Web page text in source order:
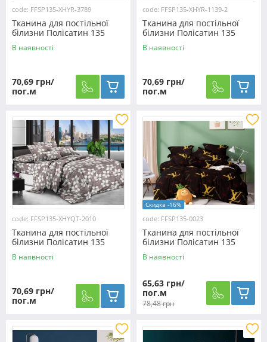
code: FFSP135-XHYR-3789
Тканина для постільної
білизни Полісатин 135
SP135-XHYR-3789 (60м)
В наявності
70,69 грн/
пог.м
code: FFSP135-XHYR-1139-2
Тканина для постільної
білизни Полісатин 135
SP135-XHYR-1139-2 (60м)
В наявності
70,69 грн/
пог.м
code: FFSP135-XHYQT-2010
Тканина для постільної
білизни Полісатин 135
SP135-XHYQT-2010 (60м)
В наявності
70,69 грн/
пог.м
Скидка -16%
code: FFSP135-0023
Тканина для постільної
білизни Полісатин 135
SP135-0023 (60м)
В наявності
65,63 грн/
пог.м
78,48 грн